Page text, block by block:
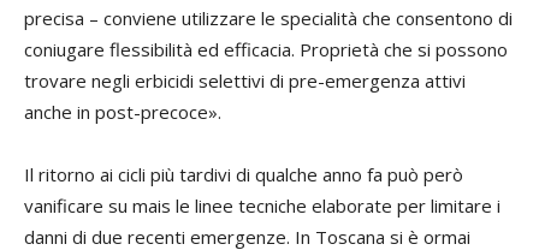
precisa – conviene utilizzare le specialità che consentono di
coniugare flessibilità ed efficacia. Proprietà che si possono
trovare negli erbicidi selettivi di pre-emergenza attivi
anche in post-precoce».
Il ritorno ai cicli più tardivi di qualche anno fa può però
vanificare su mais le linee tecniche elaborate per limitare i
danni di due recenti emergenze. In Toscana si è ormai